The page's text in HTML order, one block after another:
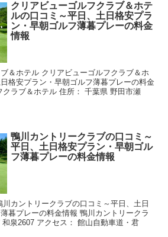
クリアビューゴルフクラブ＆ホテ
ルの口コミ～平日、土日格安プラ
ン・早朝ゴルフ薄暮プレーの料金
情報
＆ホテル クリアビューゴルフクラブ＆ホ
格安プラン・早朝ゴルフ薄暮プレーの料金
ラブ＆ホテル 住所： 千葉県 野田市瀬
鴨川カントリークラブの口コミ～
平日、土日格安プラン・早朝ゴル
フ薄暮プレーの料金情報
カントリークラブの口コミ～平日、土日
暮プレーの料金情報 鴨川カントリークラ
泉2607 アクセス： 館山自動車道・君